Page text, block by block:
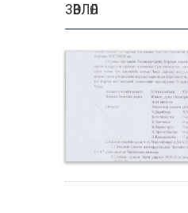
ЗӨВЛӨЛ